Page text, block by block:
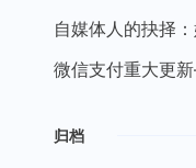
自媒体人的抉择
微信支付重大更
归档